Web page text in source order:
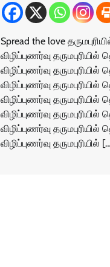
Spread the love
விழிப்புணர்வு
விழிப்புணர்வு
விழிப்புணர்வு
விழிப்புணர்வு
விழிப்புணர்வு
விழிப்புணர்வு
விழிப்புணர்வு தருமபுரியில்